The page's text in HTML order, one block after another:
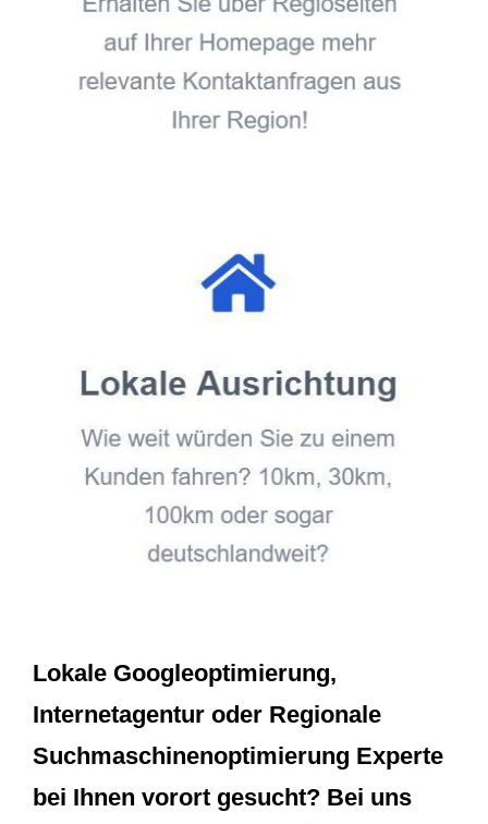
Lokale Googleoptimierung,
Internetagentur oder Regionale
Suchmaschinenoptimierung Experte
bei Ihnen vorort gesucht? Bei uns